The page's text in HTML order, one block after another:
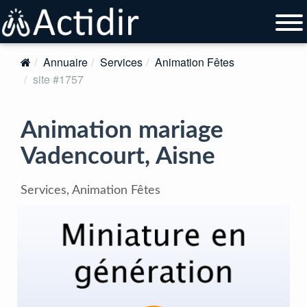
Annuaire Services
Animation Fêtes
site #1757
Animation mariage
Vadencourt, Aisne
Services, Animation Fêtes